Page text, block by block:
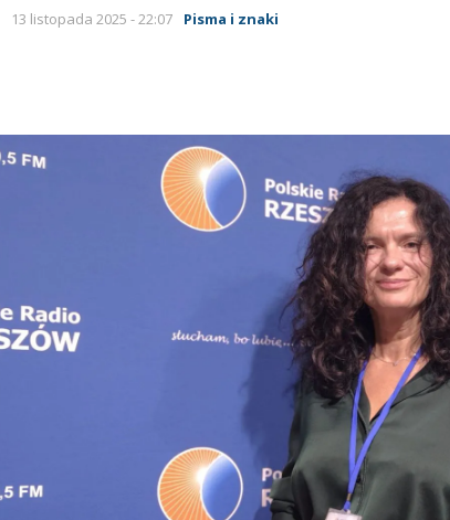
13 listopada 2025 - 22:07 Pisma i znaki